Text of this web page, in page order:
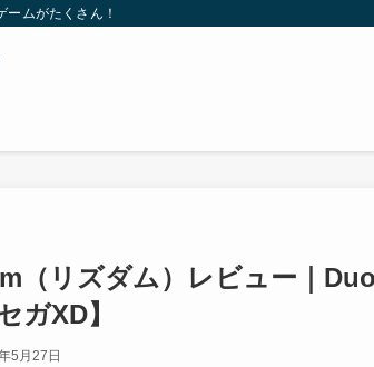
ームがたくさん！
（リズダム）レビュー｜
ガXD】
5月27日